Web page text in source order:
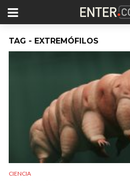
TAG - EXTREMÓFILOS
CIENCIA